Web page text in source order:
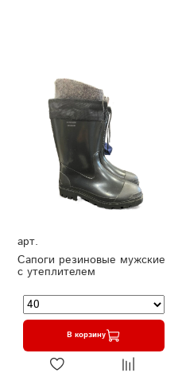
арт.
Сапоги резиновые мужские
с утеплителем
В корзину